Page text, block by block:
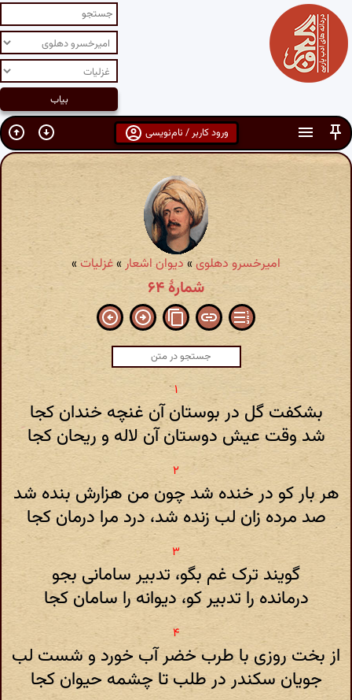
ورود کاربر / نام‌نویسی
امیرخسرو دهلوی» دیوان اشعار»غزلیات»
شمارهٔ ۶۴
بشکفت گل در بوستان آن غنچه خندان کجا
شد وقت عیش دوستان آن لاله و ریحان کجا
هر بار کو در خنده شد چون من هزارش بنده شد
صد مرده زان لب زنده شد، درد مرا درمان کجا
گویند ترک غم بگو، تدبیر سامانی بجو
درمانده را تدبیر کو، دیوانه را سامان کجا
از بخت روزی با طرب خضر آب خورد و شست لب
جویان سکندر در طلب تا چشمه حیوان کجا